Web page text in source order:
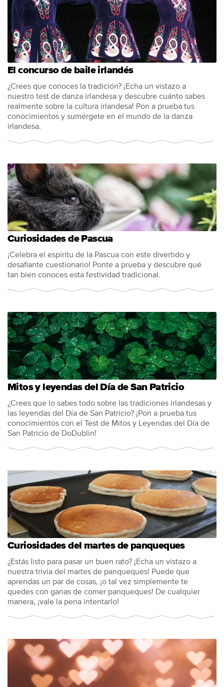
El concurso de baile irlandés
¿Crees que conoces la tradición? ¡Echa un vistazo a
nuestro test de danza irlandesa y descubre cuánto sabes
realmente sobre la cultura irlandesa! Pon a prueba tus
conocimientos y sumérgete en el mundo de la danza
irlandesa.
Curiosidades de Pascua
¡Celebra el espíritu de la Pascua con este divertido y
desafiante cuestionario! Ponte a prueba y descubre qué
tan bien conoces esta festividad tradicional.
Mitos y leyendas del Día de San Patricio
¿Crees que lo sabes todo sobre las tradiciones irlandesas y
las leyendas del Día de San Patricio? ¡Pon a prueba tus
conocimientos con el Test de Mitos y Leyendas del Día de
San Patricio de DoDublin!
Curiosidades del martes de panqueques
¿Estás listo para pasar un buen rato? ¡Echa un vistazo a
nuestra trivia del martes de panqueques! Puede que
aprendas un par de cosas, ¡o tal vez simplemente te
quedes con ganas de comer panqueques! De cualquier
manera, ¡vale la pena intentarlo!